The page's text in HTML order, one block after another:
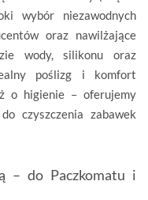
wybór niezawodnych
oraz nawilżające
wody, silikonu oraz
poślizg i komfort
o higienie – oferujemy
czyszczenia zabawek
– do Paczkomatu i